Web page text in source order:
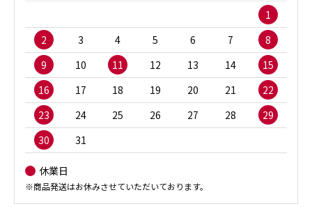
1
2
3 4 5 6 7
8
9
10 11 12 13 14
15
16
17 18 19 20 21
22
23
24 25 26 27 28
29
30
31
休業日
※商品発送はお休みさせていただいております。